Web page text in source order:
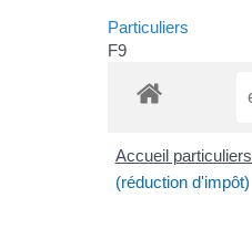
Particuliers
F9
Accueil particuliers
(réduction d'impôt)